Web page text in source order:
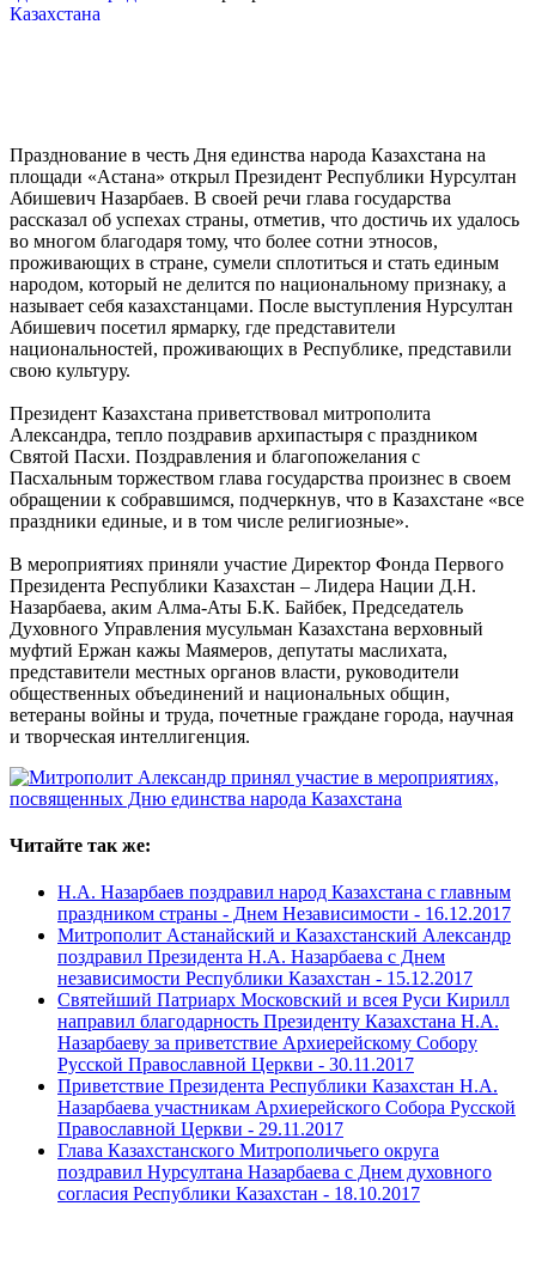
Празднование в честь Дня единства народа Казахстана на
площади «Астана» открыл Президент Республики Нурсултан
Абишевич Назарбаев. В своей речи глава государства
рассказал об успехах страны, отметив, что достичь их удалось
во многом благодаря тому, что более сотни этносов,
проживающих в стране, сумели сплотиться и стать единым
народом, который не делится по национальному признаку, а
называет себя казахстанцами. После выступления Нурсултан
Абишевич посетил ярмарку, где представители
национальностей, проживающих в Республике, представили
свою культуру.
Президент Казахстана приветствовал митрополита
Александра, тепло поздравив архипастыря с праздником
Святой Пасхи. Поздравления и благопожелания с
Пасхальным торжеством глава государства произнес в своем
обращении к собравшимся, подчеркнув, что в Казахстане «все
праздники единые, и в том числе религиозные».
В мероприятиях приняли участие Директор Фонда Первого
Президента Республики Казахстан – Лидера Нации Д.Н.
Назарбаева, аким Алма-Аты Б.К. Байбек, Председатель
Духовного Управления мусульман Казахстана верховный
муфтий Ержан кажы Маямеров, депутаты маслихата,
представители местных органов власти, руководители
общественных объединений и национальных общин,
ветераны войны и труда, почетные граждане города, научная
и творческая интеллигенция.
Читайте так же:
Н.А. Назарбаев поздравил народ Казахстана с главным
праздником страны - Днем Независимости - 16.12.2017
Митрополит Астанайский и Казахстанский Александр
поздравил Президента Н.А. Назарбаева с Днем
независимости Республики Казахстан - 15.12.2017
Святейший Патриарх Московский и всея Руси Кирилл
направил благодарность Президенту Казахстана Н.А.
Назарбаеву за приветствие Архиерейскому Собору
Русской Православной Церкви - 30.11.2017
Приветствие Президента Республики Казахстан Н.А.
Назарбаева участникам Архиерейского Собора Русской
Православной Церкви - 29.11.2017
Глава Казахстанского Митрополичьего округа
поздравил Нурсултана Назарбаева с Днем духовного
согласия Республики Казахстан - 18.10.2017